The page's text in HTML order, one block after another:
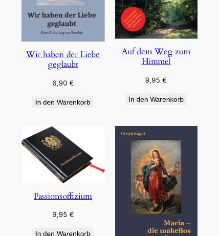
Wir haben der Liebe
geglaubt
6,90 €
In den Warenkorb
Auf dem Weg zum
Himmel
9,95€
In den Warenkorb
Passionsoffizium
9,95 €
In den Warenkorb